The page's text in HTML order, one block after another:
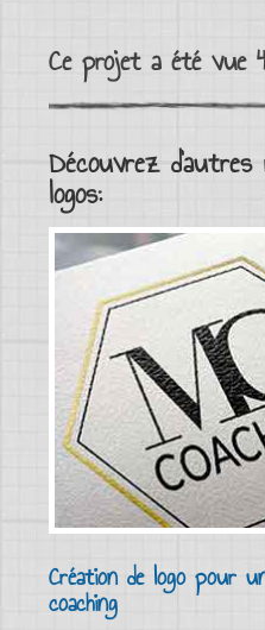
Ce projet a été
Découvrez d'autres
logos:
Création de logo pour
coaching